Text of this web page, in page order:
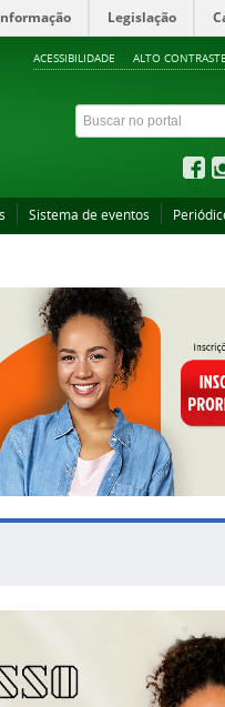
Legislação
ACESSIBILIDADE ALTO CONTRASTE
Sistema de eventos